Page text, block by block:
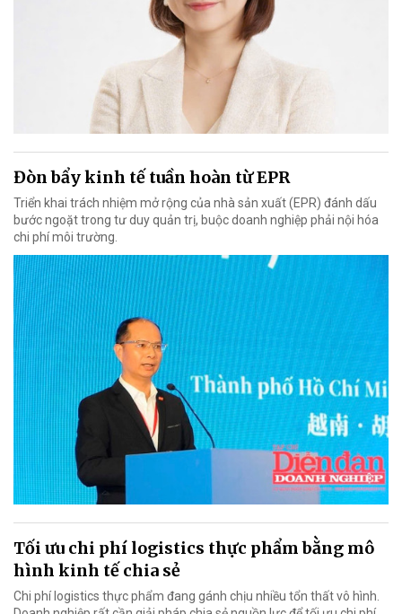
Đòn bẩy kinh tế tuần hoàn từ EPR
Triển khai trách nhiệm mở rộng của nhà sản xuất (EPR) đánh dấu
bước ngoặt trong tư duy quản trị, buộc doanh nghiệp phải nội hóa
chi phí môi trường.
Tối ưu chi phí logistics thực phẩm bằng mô
hình kinh tế chia sẻ
Chi phí logistics thực phẩm đang gánh chịu nhiều tổn thất vô hình.